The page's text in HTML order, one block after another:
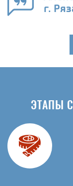
г.
ЭТАПЫ